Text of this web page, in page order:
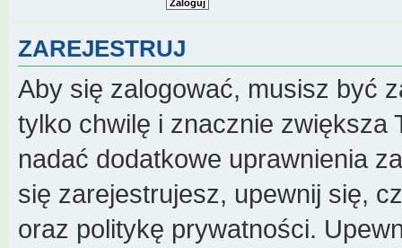
ZAREJESTRUJ
Aby się zalogować, musisz być
tylko chwilę i znacznie zwiększa
nadać dodatkowe uprawnienia
się zarejestrujesz, upewnij się,
oraz politykę prywatności.